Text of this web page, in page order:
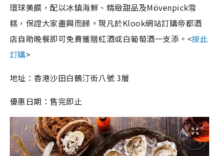
環球美饌，配以冰鎮海鮮、精緻甜品及Mövenpick雪
糕，保證大家盡興而歸。現凡於Klook網站訂購帝都酒
店自助晚餐即可免費獲贈紅酒或白葡萄酒一支添。<按此
訂購>
地址：香港沙田白鶴汀街八號 3層
優惠日期：售完即止